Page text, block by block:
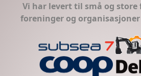
Vi har levert til små og store
foreninger og